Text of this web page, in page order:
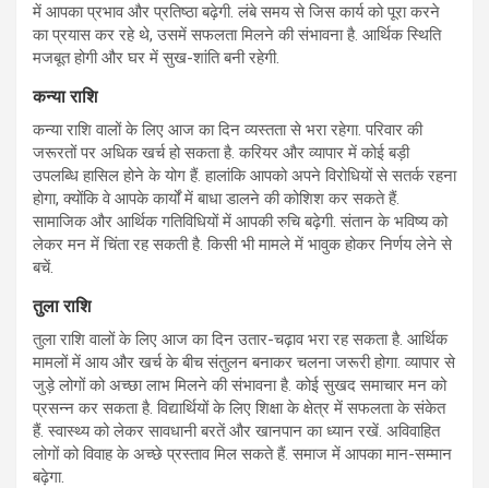
में आपका प्रभाव और प्रतिष्ठा बढ़ेगी. लंबे समय से जिस कार्य को पूरा करने
का प्रयास कर रहे थे, उसमें सफलता मिलने की संभावना है. आर्थिक स्थिति
मजबूत होगी और घर में सुख-शांति बनी रहेगी.
कन्या राशि
कन्या राशि वालों के लिए आज का दिन व्यस्तता से भरा रहेगा. परिवार की
जरूरतों पर अधिक खर्च हो सकता है. करियर और व्यापार में कोई बड़ी
उपलब्धि हासिल होने के योग हैं. हालांकि आपको अपने विरोधियों से सतर्क रहना
होगा, क्योंकि वे आपके कार्यों में बाधा डालने की कोशिश कर सकते हैं.
सामाजिक और आर्थिक गतिविधियों में आपकी रुचि बढ़ेगी. संतान के भविष्य को
लेकर मन में चिंता रह सकती है. किसी भी मामले में भावुक होकर निर्णय लेने से
बचें.
तुला राशि
तुला राशि वालों के लिए आज का दिन उतार-चढ़ाव भरा रह सकता है. आर्थिक
मामलों में आय और खर्च के बीच संतुलन बनाकर चलना जरूरी होगा. व्यापार से
जुड़े लोगों को अच्छा लाभ मिलने की संभावना है. कोई सुखद समाचार मन को
प्रसन्न कर सकता है. विद्यार्थियों के लिए शिक्षा के क्षेत्र में सफलता के संकेत
हैं. स्वास्थ्य को लेकर सावधानी बरतें और खानपान का ध्यान रखें. अविवाहित
लोगों को विवाह के अच्छे प्रस्ताव मिल सकते हैं. समाज में आपका मान-सम्मान
बढ़ेगा.